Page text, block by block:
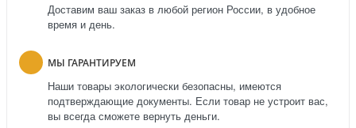
Доставим ваш заказ в любой регион России, в удобное
время и день.
МЫ ГАРАНТИРУЕМ
Наши товары экологически безопасны, имеются
подтверждающие документы. Если товар не устроит вас,
вы всегда сможете вернуть деньги.